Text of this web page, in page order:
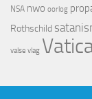
NSA nwo oorlog
Rothschild
valse vlag